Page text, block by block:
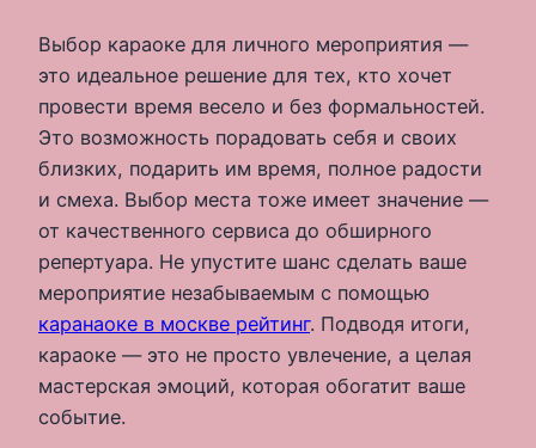
Выбор караоке для личного мероприятия —
это идеальное решение для тех, кто хочет
провести время весело и без формальностей.
Это возможность порадовать себя и своих
близких, подарить им время, полное радости
и смеха. Выбор места тоже имеет значение —
от качественного сервиса до обширного
репертуара. Не упустите шанс сделать ваше
мероприятие незабываемым с помощью
каранаоке в москве рейтинг. Подводя итоги,
караоке — это не просто увлечение, а целая
мастерская эмоций, которая обогатит ваше
событие.